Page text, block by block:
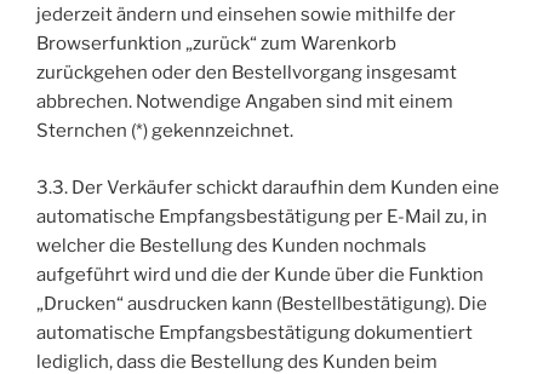
jederzeit ändern und einsehen sowie mithilfe der
Browserfunktion „zurück“ zum Warenkorb
zurückgehen oder den Bestellvorgang insgesamt
abbrechen. Notwendige Angaben sind mit einem
Sternchen (*) gekennzeichnet.
3.3. Der Verkäufer schickt daraufhin dem Kunden eine
automatische Empfangsbestätigung per E-Mail zu, in
welcher die Bestellung des Kunden nochmals
aufgeführt wird und die der Kunde über die Funktion
„Drucken“ ausdrucken kann (Bestellbestätigung). Die
automatische Empfangsbestätigung dokumentiert
lediglich, dass die Bestellung des Kunden beim